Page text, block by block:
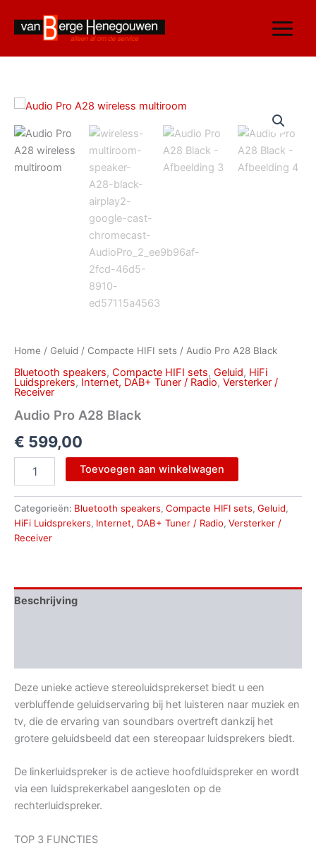
inhoud
Home / Geluid / Compacte HIFI sets / Audio Pro A28 Black
Bluetooth speakers, Compacte HIFI sets, Geluid, HiFi
Luidsprekers, Internet, DAB+ Tuner / Radio, Versterker /
Receiver
Audio Pro A28 Black
€ 599,00
Audio
A28
Black
Toevoegen aan winkelwagen
Categorieën: Bluetooth speakers, Compacte HIFI sets, Geluid,
HiFi Luidsprekers, Internet, DAB+ Tuner / Radio, Versterker /
Receiver
Beschrijving
Deze unieke actieve stereoluidsprekerset biedt u een
verbluffende geluidservaring bij het luisteren naar muziek en
tv, die de ervaring van soundbars overtreft dankzij het
grotere geluidsbeeld dat een stereopaar luidsprekers biedt.
De linkerluidspreker is de actieve hoofdluidspreker en wordt
via een luidsprekerkabel aangesloten op de
rechterluidspreker.
TOP 3 FUNCTIES